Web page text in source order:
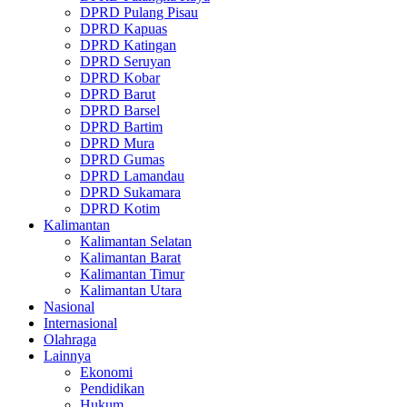
DPRD Pulang Pisau
DPRD Kapuas
DPRD Katingan
DPRD Seruyan
DPRD Kobar
DPRD Barut
DPRD Barsel
DPRD Bartim
DPRD Mura
DPRD Gumas
DPRD Lamandau
DPRD Sukamara
DPRD Kotim
Kalimantan
Kalimantan Selatan
Kalimantan Barat
Kalimantan Timur
Kalimantan Utara
Nasional
Internasional
Olahraga
Lainnya
Ekonomi
Pendidikan